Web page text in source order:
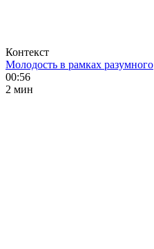
Контекст
Молодость в рамках разумного
00:56
2 мин